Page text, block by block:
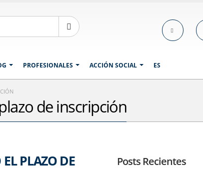
PROFESIONALES ACCIÓN SOCIAL ES
de inscripción
PLAZO DE Posts Recientes